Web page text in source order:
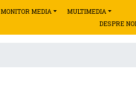
MONITOR MEDIA MULTIMEDIA
DESPRE NOI